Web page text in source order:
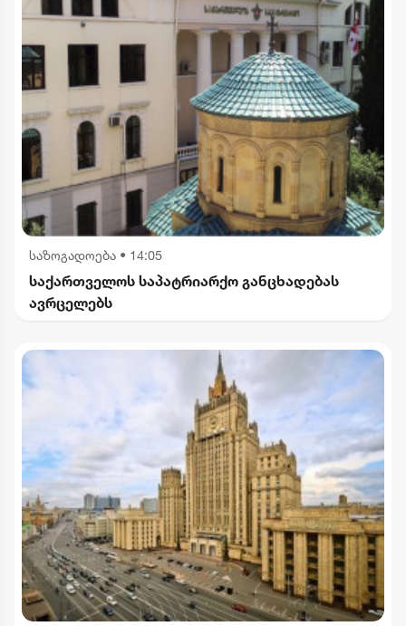
საზოგადოება • 14:05
საქართველოს საპატრიარქო განცხადებას
ავრცელებს